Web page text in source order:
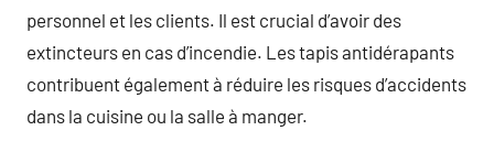
personnel et les clients. Il est crucial d’avoir des
extincteurs en cas d’incendie. Les tapis antidérapants
contribuent également à réduire les risques d’accidents
dans la cuisine ou la salle à manger.